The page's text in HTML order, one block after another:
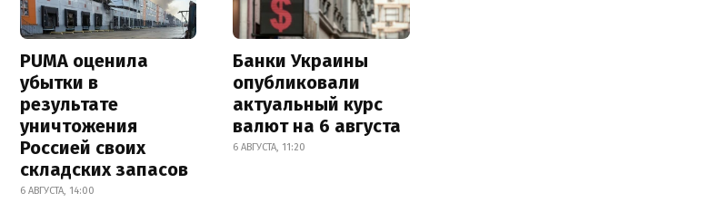
PUMA оценила
убытки в
результате
уничтожения
Россией своих
складских запасов
6 АВГУСТА, 14:00
Банки Украины
опубликовали
актуальный курс
валют на 6 августа
6 АВГУСТА, 11:20